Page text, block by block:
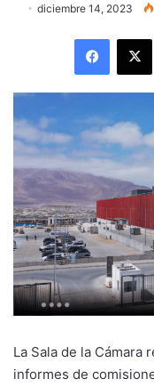
diciembre 14, 2023
X
La Sala de la Cámara
informes de